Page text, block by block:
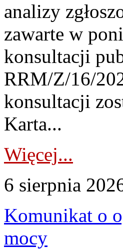
analizy
zawarte w
konsultacji
RRM/Z/16/
konsultacji
Karta...
Więcej...
6 sierpnia
Komunikat o
mocy